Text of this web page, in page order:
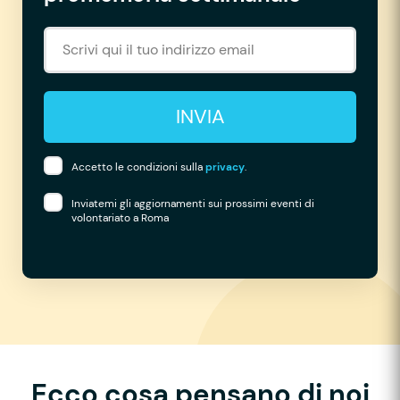
INVIA
Accetto le condizioni sullaprivacy.
Inviatemi gli aggiornamenti sui prossimi eventi di
volontariato a Roma